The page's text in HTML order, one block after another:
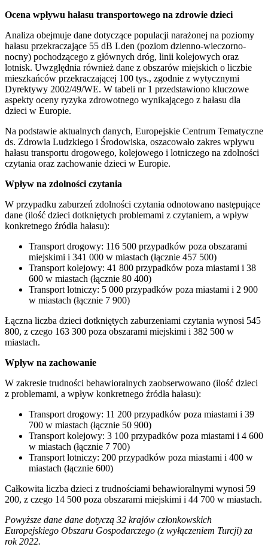
Ocena wpływu hałasu transportowego na zdrowie dzieci
Analiza obejmuje dane dotyczące populacji narażonej na poziomy
hałasu przekraczające 55 dB Lden (poziom dzienno-wieczorno-
nocny) pochodzącego z głównych dróg, linii kolejowych oraz
lotnisk. Uwzględnia również dane z obszarów miejskich o liczbie
mieszkańców przekraczającej 100 tys., zgodnie z wytycznymi
Dyrektywy 2002/49/WE. W tabeli nr 1 przedstawiono kluczowe
aspekty oceny ryzyka zdrowotnego wynikającego z hałasu dla
dzieci w Europie.
Na podstawie aktualnych danych, Europejskie Centrum Tematyczne
ds. Zdrowia Ludzkiego i Środowiska, oszacowało zakres wpływu
hałasu transportu drogowego, kolejowego i lotniczego na zdolności
czytania oraz zachowanie dzieci w Europie.
Wpływ na zdolności czytania
W przypadku zaburzeń zdolności czytania odnotowano następujące
dane (ilość dzieci dotkniętych problemami z czytaniem, a wpływ
konkretnego źródła hałasu):
Transport drogowy: 116 500 przypadków poza obszarami
miejskimi i 341 000 w miastach (łącznie 457 500)
Transport kolejowy: 41 800 przypadków poza miastami i 38
600 w miastach (łącznie 80 400)
Transport lotniczy: 5 000 przypadków poza miastami i 2 900
w miastach (łącznie 7 900)
Łączna liczba dzieci dotkniętych zaburzeniami czytania wynosi 545
800, z czego 163 300 poza obszarami miejskimi i 382 500 w
miastach.
Wpływ na zachowanie
W zakresie trudności behawioralnych zaobserwowano (ilość dzieci
z problemami, a wpływ konkretnego źródła hałasu):
Transport drogowy: 11 200 przypadków poza miastami i 39
700 w miastach (łącznie 50 900)
Transport kolejowy: 3 100 przypadków poza miastami i 4 600
w miastach (łącznie 7 700)
Transport lotniczy: 200 przypadków poza miastami i 400 w
miastach (łącznie 600)
Całkowita liczba dzieci z trudnościami behawioralnymi wynosi 59
200, z czego 14 500 poza obszarami miejskimi i 44 700 w miastach.
Powyższe dane dane dotyczą 32 krajów członkowskich
Europejskiego Obszaru Gospodarczego (z wyłączeniem Turcji) za
rok 2022.